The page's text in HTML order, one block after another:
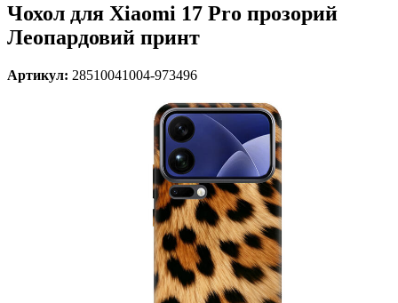
Чохол для Xiaomi 17 Pro прозорий
Леопардовий принт
Артикул: 28510041004-973496